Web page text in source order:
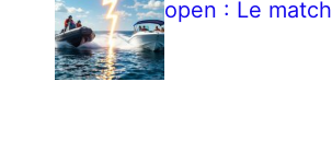
open : Le match